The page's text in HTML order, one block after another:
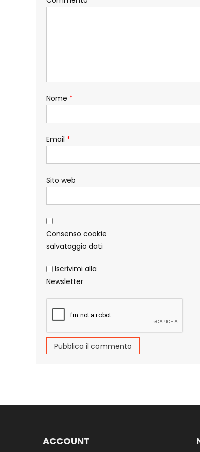
Nome *
Email *
Sito web
Consenso cookie
salvataggio dati
Iscrivimi alla
Newsletter
ACCOUNT